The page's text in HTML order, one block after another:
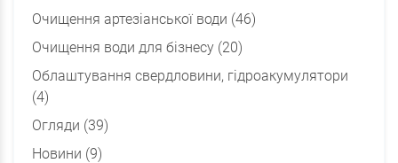
Очищення артезіанської води (46)
Очищення води для бізнесу (20)
Облаштування свердловини, гідроакумулятори
(4)
Огляди (39)
Новини (9)